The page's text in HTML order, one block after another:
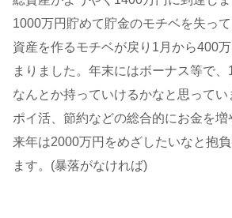
1000万円貯めて貯金のモチベを失っ
資産を作るモチベが戻り1月から400
まりました。年末にはボーナス等で
なんとか持っていけるかなと思って
ポイ活、節約などの総合的にお金を増
来年は2000万円をめざしたいなと抱
ます。(暴落がなければ)